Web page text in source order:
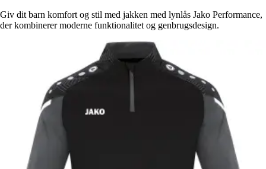
Giv dit barn komfort og stil med jakken med lynlås Jako Performance,
der kombinerer moderne funktionalitet og genbrugsdesign.